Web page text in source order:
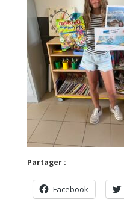
Partager :
Facebook